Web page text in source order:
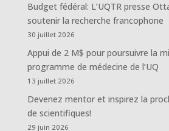
Budget fédéral: L’UQTR presse
soutenir la recherche francophone
30 juillet 2026
Appui de 2 M$ pour poursuivre la
programme de médecine de l’UQ
13 juillet 2026
Devenez mentor et inspirez la
de scientifiques!
29 juin 2026